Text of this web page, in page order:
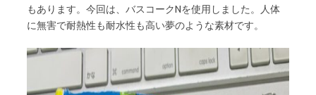
もあります。今回は、バスコークNを使用しました。人体
に無害で耐熱性も耐水性も高い夢のような素材です。